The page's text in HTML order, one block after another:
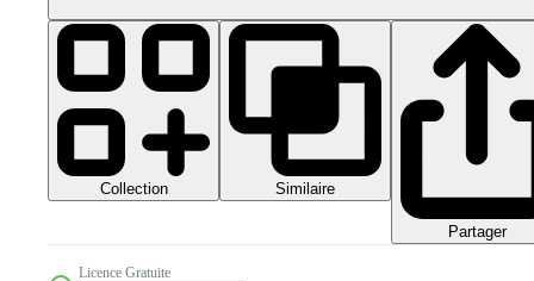
Collection Similaire
Partager
Licence Gratuite